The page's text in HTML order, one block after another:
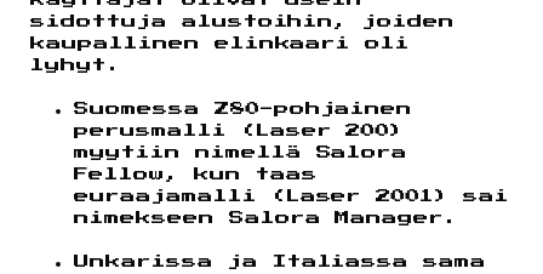
sidottuja alustoihin, joiden
kaupallinen elinkaari oli
lyhyt.
Suomessa Z80-pohjainen
perusmalli (Laser 200)
myytiin nimellä Salora
Fellow, kun taas
euraajamalli (Laser 2001) sai
nimekseen Salora Manager.
Unkarissa ja Italiassa sama